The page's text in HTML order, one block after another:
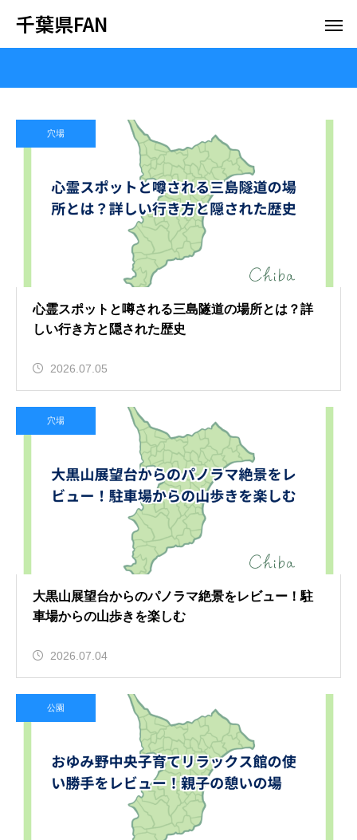
千葉県FAN
穴場
心霊スポットと噂される三島隧道の場所とは？詳
しい行き方と隠された歴史
2026.07.05
穴場
大黒山展望台からのパノラマ絶景をレビュー！駐
車場からの山歩きを楽しむ
2026.07.04
公園